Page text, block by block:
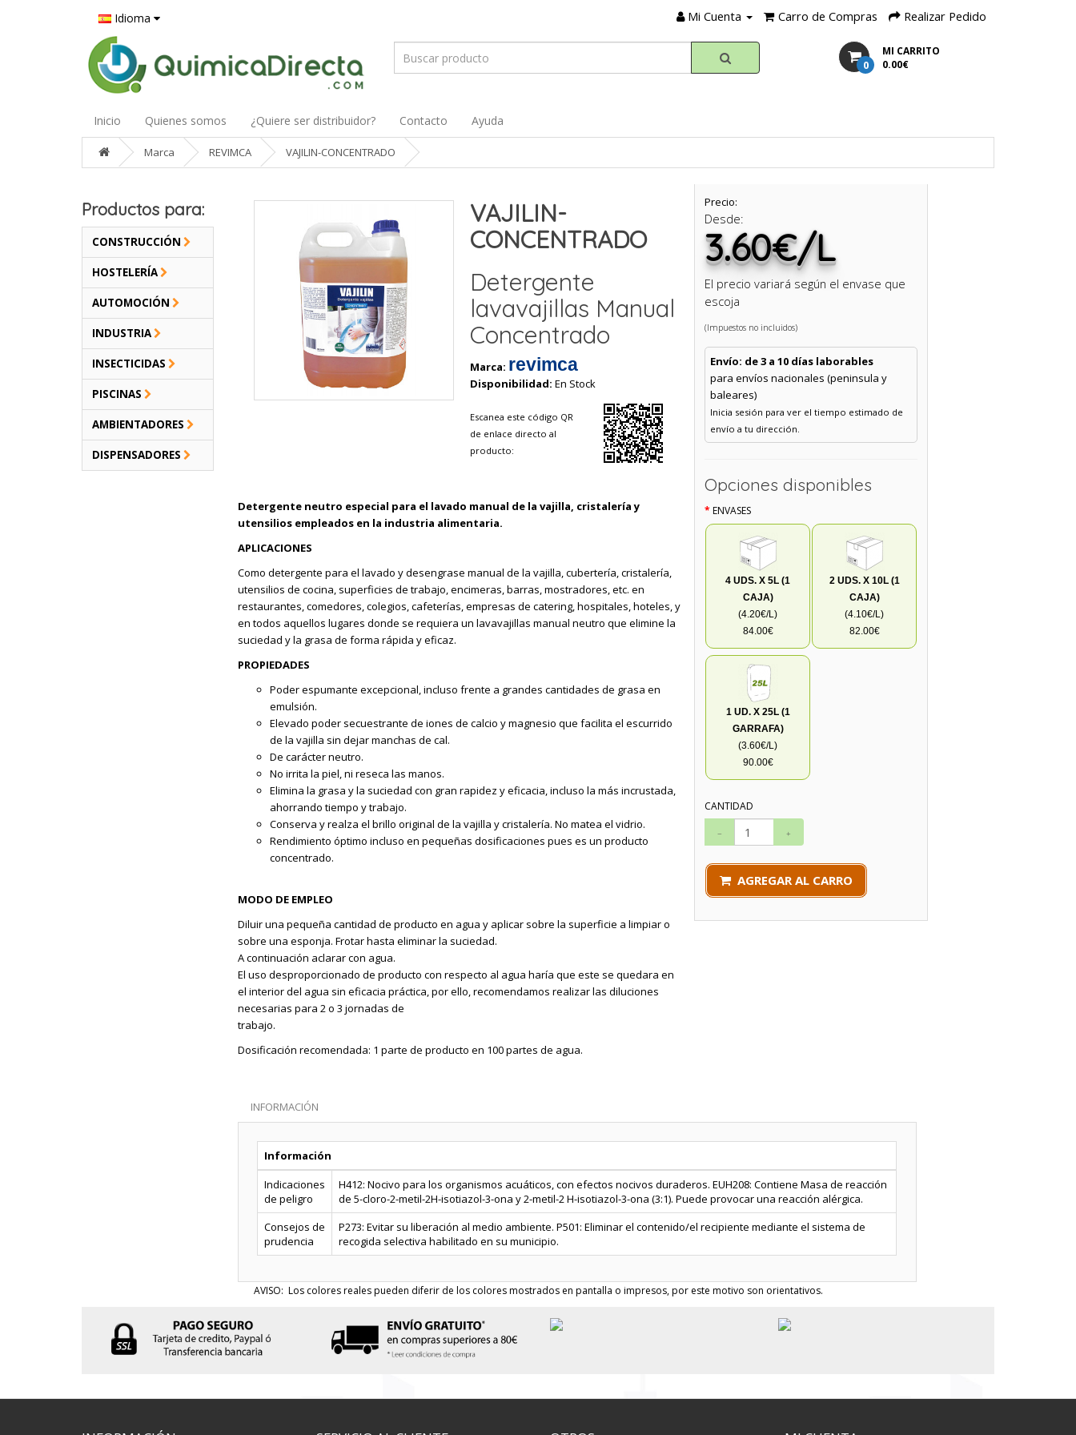
Idioma Mi Cuenta Carro de Compras Realizar Pedido
MI CARRITO
0 0.00€
Inicio Quienes somos ¿Quiere ser distribuidor? Contacto Ayuda
Marca REVIMCA VAJILIN-CONCENTRADO
Productos para:
CONSTRUCCIÓN
HOSTELERÍA
AUTOMOCIÓN
INDUSTRIA
INSECTICIDAS
PISCINAS
AMBIENTADORES
DISPENSADORES
VAJILIN-
CONCENTRADO
Detergente
lavavajillas Manual
Concentrado
Marca: revimca
Disponibilidad: En Stock
Escanea este código QR
de enlace directo al
producto:
Detergente neutro especial para el lavado manual de la vajilla, cristalería y
utensilios empleados en la industria alimentaria.
APLICACIONES
Como detergente para el lavado y desengrase manual de la vajilla, cubertería, cristalería,
utensilios de cocina, superficies de trabajo, encimeras, barras, mostradores, etc. en
restaurantes, comedores, colegios, cafeterías, empresas de catering, hospitales, hoteles, y
en todos aquellos lugares donde se requiera un lavavajillas manual neutro que elimine la
suciedad y la grasa de forma rápida y eficaz.
PROPIEDADES
Poder espumante excepcional, incluso frente a grandes cantidades de grasa en
emulsión.
Elevado poder secuestrante de iones de calcio y magnesio que facilita el escurrido
de la vajilla sin dejar manchas de cal.
De carácter neutro.
No irrita la piel, ni reseca las manos.
Elimina la grasa y la suciedad con gran rapidez y eficacia, incluso la más incrustada,
ahorrando tiempo y trabajo.
Conserva y realza el brillo original de la vajilla y cristalería. No matea el vidrio.
Rendimiento óptimo incluso en pequeñas dosificaciones pues es un producto
concentrado.
MODO DE EMPLEO
Diluir una pequeña cantidad de producto en agua y aplicar sobre la superficie a limpiar o
sobre una esponja. Frotar hasta eliminar la suciedad.
A continuación aclarar con agua.
El uso desproporcionado de producto con respecto al agua haría que este se quedara en
el interior del agua sin eficacia práctica, por ello, recomendamos realizar las diluciones
necesarias para 2 o 3 jornadas de
trabajo.
Dosificación recomendada: 1 parte de producto en 100 partes de agua.
Precio:
Desde:
3.60€/L
El precio variará según el envase que
escoja
(Impuestos no incluidos)
Envío: de 3 a 10 días laborables
para envíos nacionales (peninsula y
baleares)
Inicia sesión para ver el tiempo estimado de
envío a tu dirección.
Opciones disponibles
ENVASES
4 UDS. X 5L (1
CAJA)
(4.20€/L)
84.00€
2 UDS. X 10L (1
CAJA)
(4.10€/L)
82.00€
1 UD. X 25L (1
GARRAFA)
(3.60€/L)
90.00€
CANTIDAD
AGREGAR AL CARRO
INFORMACIÓN
Información
Indicaciones
de peligro
H412: Nocivo para los organismos acuáticos, con efectos nocivos duraderos. EUH208: Contiene Masa de reacción
de 5-cloro-2-metil-2H-isotiazol-3-ona y 2-metil-2 H-isotiazol-3-ona (3:1). Puede provocar una reacción alérgica.
Consejos de
prudencia
P273: Evitar su liberación al medio ambiente. P501: Eliminar el contenido/el recipiente mediante el sistema de
recogida selectiva habilitado en su municipio.
AVISO: Los colores reales pueden diferir de los colores mostrados en pantalla o impresos, por este motivo son orientativos.